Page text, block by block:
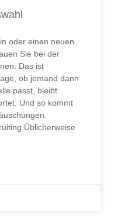
oder einen neuen
Sie bei der
Das ist
ob jemand dann
passt, bleibt
Und so kommt
Üblicherweise